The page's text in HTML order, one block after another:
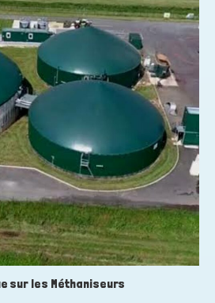
sur les Méthaniseurs